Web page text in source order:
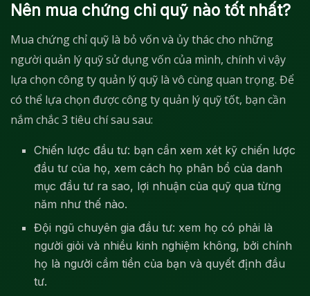
Nên mua chứng chỉ quỹ nào tốt nhất?
Mua chứng chỉ quỹ là bỏ vốn và ủy thác cho những
người quản lý quỹ sử dụng vốn của mình, chính vì vậy
lựa chọn công ty quản lý quỹ là vô cùng quan trọng. Để
có thể lựa chọn được công ty quản lý quỹ tốt, bạn cần
nắm chắc 3 tiêu chí sau sau:
Chiến lược đầu tư: bạn cần xem xét kỹ chiến lược
đầu tư của họ, xem cách họ phân bổ của danh
mục đầu tư ra sao, lợi nhuận của quỹ qua từng
năm như thế nào.
Đội ngũ chuyên gia đầu tư: xem họ có phải là
người giỏi và nhiều kinh nghiệm không, bởi chính
họ là người cầm tiền của bạn và quyết định đầu
tư.